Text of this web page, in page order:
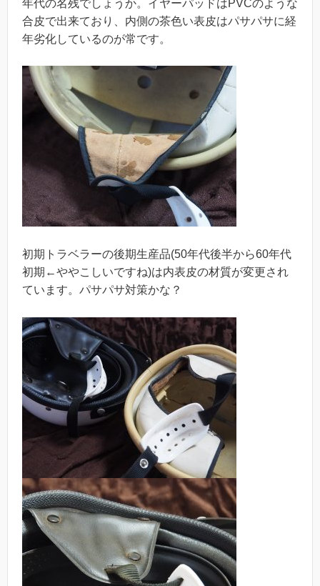
年代の名残でしょうか。イヤーパッドはPVCのような
合皮で出来ており、内側の茶色い表皮はパサパサに経
年劣化しているのが常です。
初期トラベラーの後期生産品(50年代後半から60年代
初期←ややこしいですね)は内表皮の材質が変更され
ています。パサパサ対策かな？